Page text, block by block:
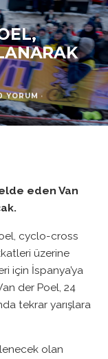
YORUM ·
eden Van
cyclo-cross
üzerine
için İspanya’ya
der Poel, 24
tekrar yarışlara
olan